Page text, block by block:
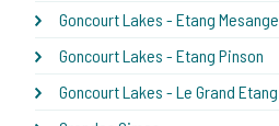
Goncourt Lakes - Etang Mesange
Goncourt Lakes - Etang Pinson
Goncourt Lakes - Le Grand Etang